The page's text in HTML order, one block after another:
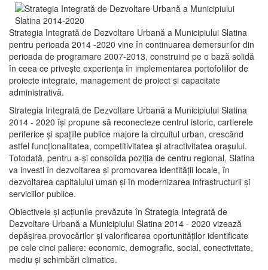
Strategia Integrată de Dezvoltare Urbană a Municipiului Slatina
pentru perioada 2014 -2020 vine în continuarea demersurilor din
perioada de programare 2007-2013, construind pe o bază solidă
în ceea ce priveşte experienţa în implementarea portofoliilor de
proiecte integrate, management de proiect și capacitate
administrativă.
Strategia Integrată de Dezvoltare Urbană a Municipiului Slatina
2014 - 2020 își propune să reconecteze centrul istoric, cartierele
periferice şi spaţiile publice majore la circuitul urban, crescând
astfel funcţionalitatea, competitivitatea şi atractivitatea oraşului.
Totodată, pentru a-şi consolida poziţia de centru regional, Slatina
va investi în dezvoltarea şi promovarea identităţii locale, în
dezvoltarea capitalului uman şi în modernizarea infrastructurii şi
serviciilor publice.
Obiectivele şi acţiunile prevăzute în Strategia Integrată de
Dezvoltare Urbană a Municipiului Slatina 2014 - 2020 vizează
depășirea provocărilor şi valorificarea oportunităţilor identificate
pe cele cinci paliere: economic, demografic, social, conectivitate,
mediu şi schimbări climatice.